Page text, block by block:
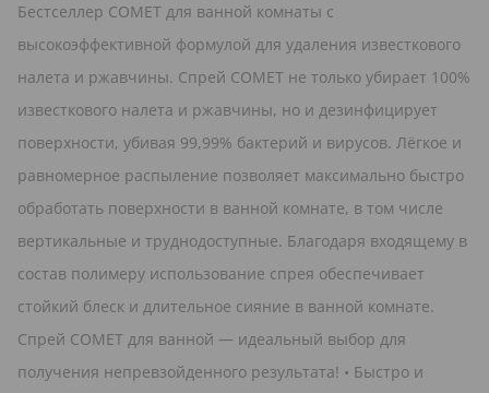
Бестселлер COMET для ванной комнаты с
высокоэффективной формулой для удаления известкового
налета и ржавчины. Спрей COMET не только убирает 100%
известкового налета и ржавчины, но и дезинфицирует
поверхности, убивая 99,99% бактерий и вирусов. Лёгкое и
равномерное распыление позволяет максимально быстро
обработать поверхности в ванной комнате, в том числе
вертикальные и труднодоступные. Благодаря входящему в
состав полимеру использование спрея обеспечивает
стойкий блеск и длительное сияние в ванной комнате.
Спрей COMET для ванной — идеальный выбор для
получения непревзойденного результата! • Быстро и